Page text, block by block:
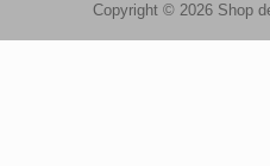
Copyright © 2026 Shop